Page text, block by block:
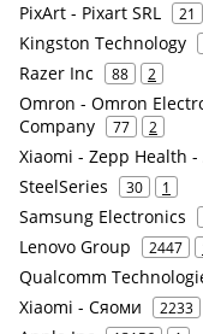
PixArt - Pixart SRL 21
Kingston Technology
Razer Inc 88 2
Omron - Omron
Company
77 2
Xiaomi - Zepp Health
SteelSeries 30 1
Samsung Electronics
Lenovo Group 2447
Qualcomm
Xiaomi - Сяоми 2233